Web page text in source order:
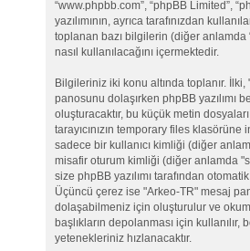
“www.phpbb.com”, “phpBB Limited”,
yazılımının, ayrıca tarafınızdan
toplanan bazı bilgilerin (diğer anlamda
nasıl kullanılacağını içermektedir.
Bilgileriniz iki konu altında toplanır.
panosunu dolaşırken phpBB yazılımı
oluşturacaktır, bu küçük metin
tarayıcınızın temporary files
sadece bir kullanıcı kimliği (diğer
misafir oturum kimliği (diğer anlamda
size phpBB yazılımı tarafından
Üçüncü çerez ise "Arkeo-TR" mesaj
dolaşabilmeniz için oluşturulur ve
başlıkların depolanması için kullanılır,
yetenekleriniz hızlanacaktır.